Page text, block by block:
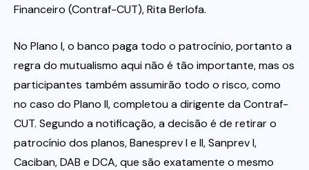
Financeiro (Contraf-CUT), Rita Berlofa.
No Plano I, o banco paga todo o patrocínio, portanto a
regra do mutualismo aqui não é tão importante, mas os
participantes também assumirão todo o risco, como
no caso do Plano II, completou a dirigente da Contraf-
CUT. Segundo a notificação, a decisão é de retirar o
patrocínio dos planos, Banesprev I e II, Sanprev I,
Caciban, DAB e DCA, que são exatamente o mesmo